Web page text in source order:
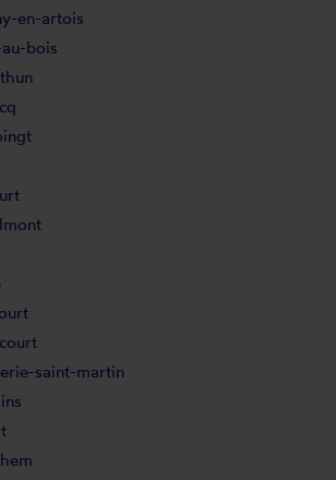
en-artois
bois
saint-martin